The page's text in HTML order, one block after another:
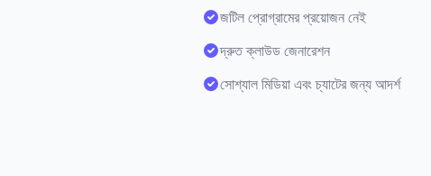
জটিল প্রোগ্রামের প্রয়োজন নেই
দ্রুত ক্লাউড জেনারেশন
সোশ্যাল মিডিয়া এবং চ্যাটের জন্য আদর্শ